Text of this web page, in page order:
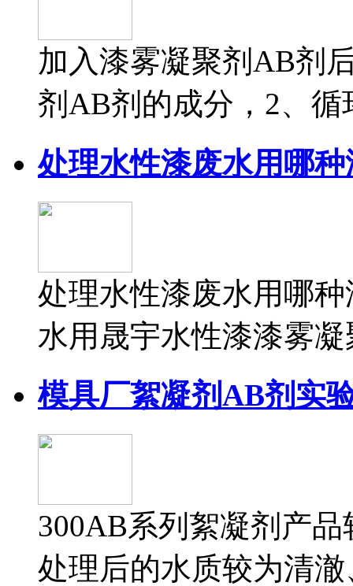
加入漆雾凝聚剂AB剂
剂AB剂的成分，2、
处理水性漆废水用哪
处理水性漆废水用哪
水用晟宇水性漆漆雾
模具厂絮凝剂AB剂实
300AB系列絮凝剂产
处理后的水质较为清